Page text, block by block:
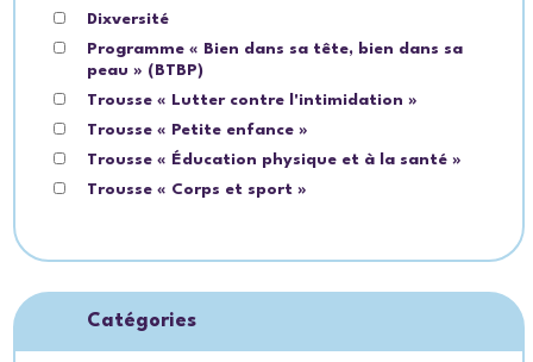
Dixversité
Programme « Bien dans sa tête, bien dans sa
peau » (BTBP)
Trousse « Lutter contre l'intimidation »
Trousse « Petite enfance »
Trousse « Éducation physique et à la santé »
Trousse « Corps et sport »
Catégories